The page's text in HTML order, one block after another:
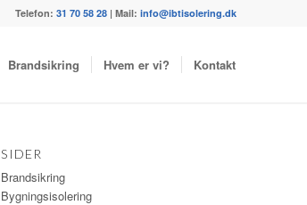
Telefon: 31 70 58 28 | Mail: info@ibtisolering.dk
Brandsikring Hvem er vi? Kontakt
SIDER
Brandsikring
Bygningsisolering